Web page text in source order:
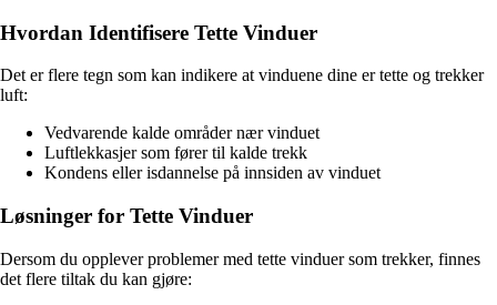
Hvordan Identifisere Tette Vinduer
Det er flere tegn som kan indikere at vinduene dine er tette og trekker
luft:
Vedvarende kalde områder nær vinduet
Luftlekkasjer som fører til kalde trekk
Kondens eller isdannelse på innsiden av vinduet
Løsninger for Tette Vinduer
Dersom du opplever problemer med tette vinduer som trekker, finnes
det flere tiltak du kan gjøre: